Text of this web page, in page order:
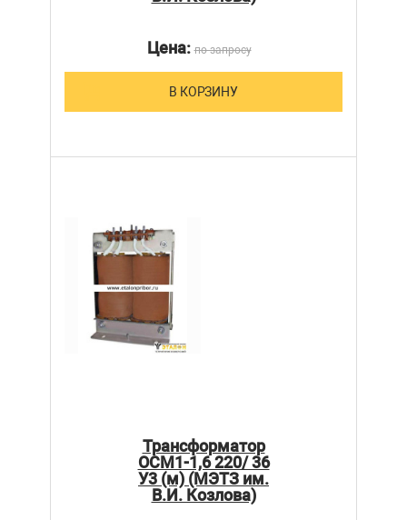
Цена:по запросу
В КОРЗИНУ
Трансформатор
ОСМ1-1,6 220/ 36
У3 (м) (МЭТЗ им.
В.И. Козлова)